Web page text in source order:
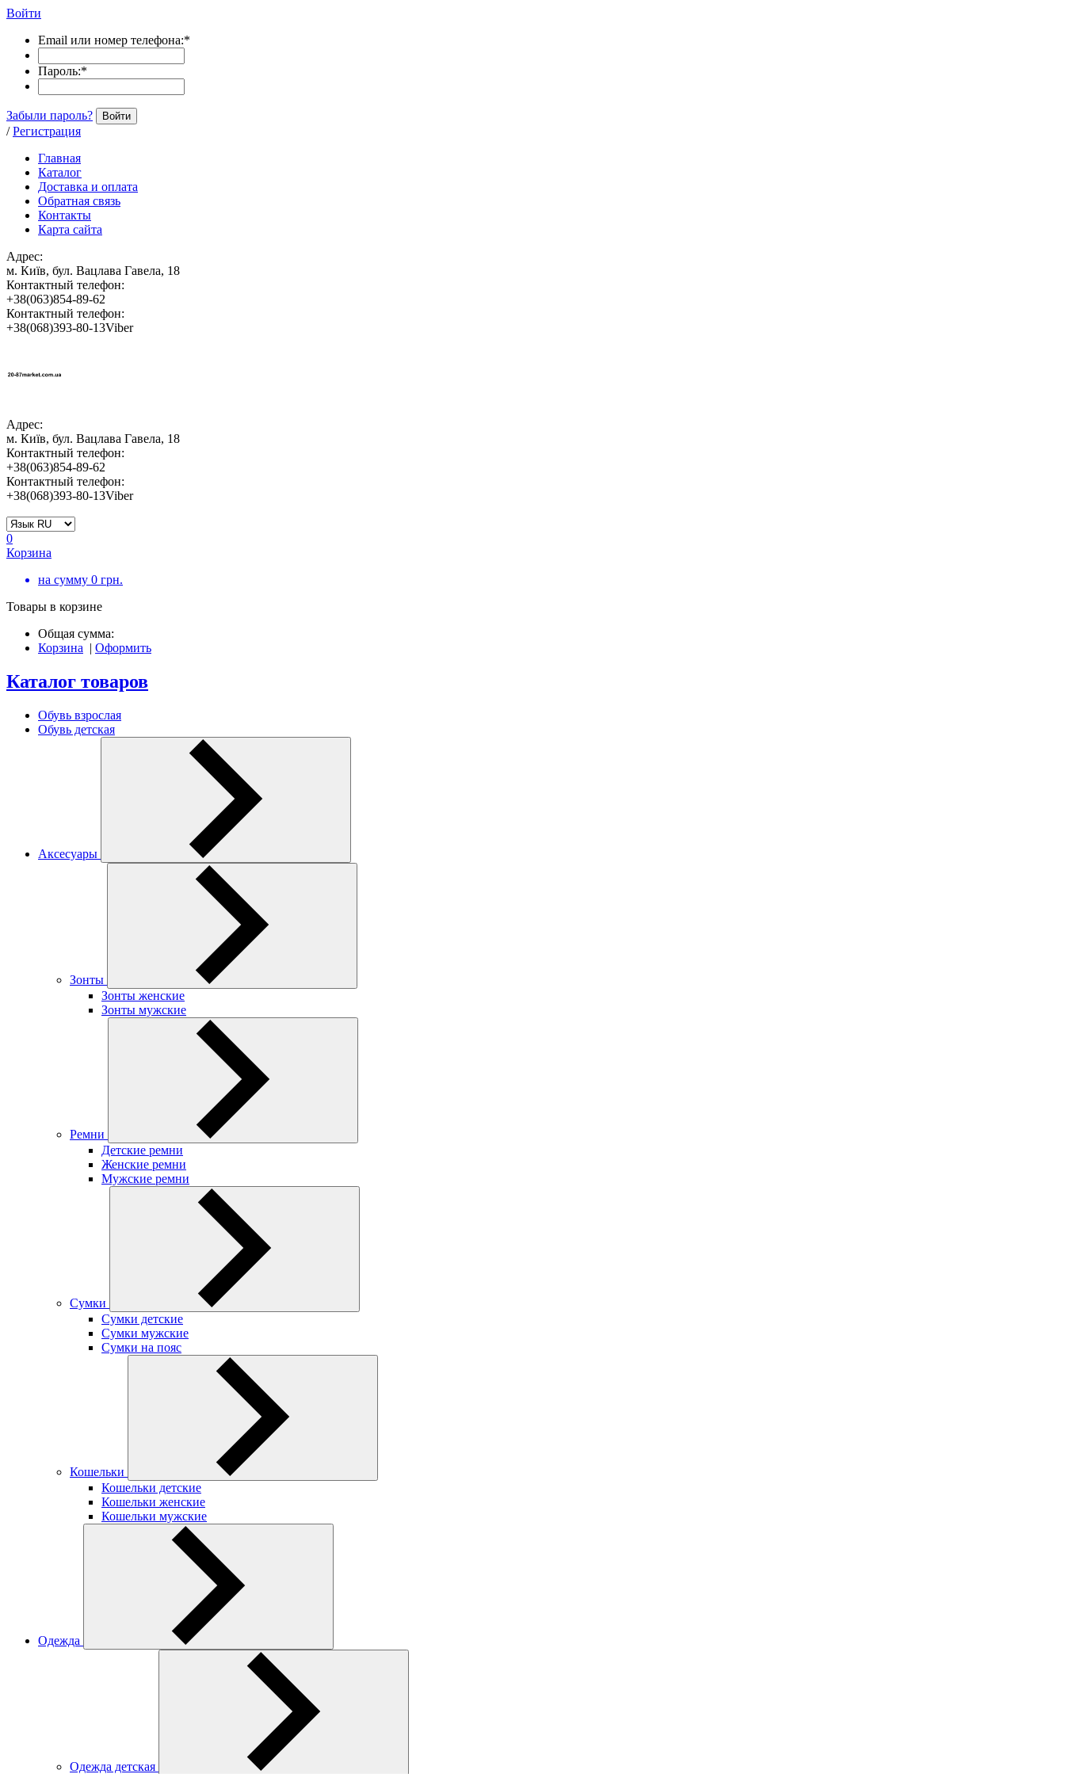
Войти
Email или номер телефона:*
Пароль:*
Забыли пароль? Войти
/ Регистрация
Главная
Каталог
Доставка и оплата
Обратная связь
Контакты
Карта сайта
Адрес:
м. Київ, бул. Вацлава Гавела, 18
Контактный телефон:
+38(063)854-89-62
Контактный телефон:
+38(068)393-80-13Viber
Адрес:
м. Київ, бул. Вацлава Гавела, 18
Контактный телефон:
+38(063)854-89-62
Контактный телефон:
+38(068)393-80-13Viber
0
Корзина
на сумму 0 грн.
Товары в корзине
Общая сумма:
Корзина | Оформить
Каталог товаров
Обувь взрослая
Обувь детская
Аксесуары
Зонты
Зонты женские
Зонты мужские
Ремни
Детские ремни
Женские ремни
Мужские ремни
Сумки
Сумки детские
Сумки мужские
Сумки на пояс
Кошельки
Кошельки детские
Кошельки женские
Кошельки мужские
Одежда
Одежда детская